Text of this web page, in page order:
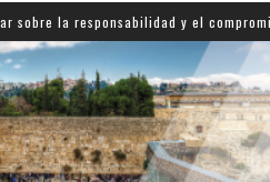
y el compromiso con Israel